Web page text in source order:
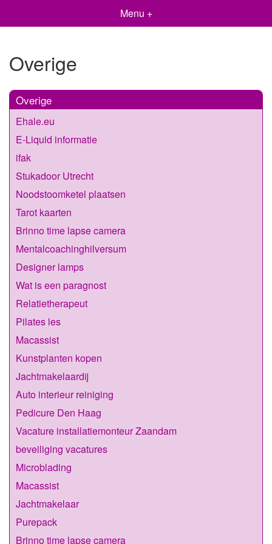
Menu +
Overige
Overige
Ehale.eu
E-Liquid informatie
ifak
Stukadoor Utrecht
Noodstoomketel plaatsen
Tarot kaarten
Brinno time lapse camera
Mentalcoachinghilversum
Designer lamps
Wat is een paragnost
Relatietherapeut
Pilates les
Macassist
Kunstplanten kopen
Jachtmakelaardij
Auto interieur reiniging
Pedicure Den Haag
Vacature installatiemonteur Zaandam
beveiliging vacatures
Microblading
Macassist
Jachtmakelaar
Purepack
Brinno time lapse camera